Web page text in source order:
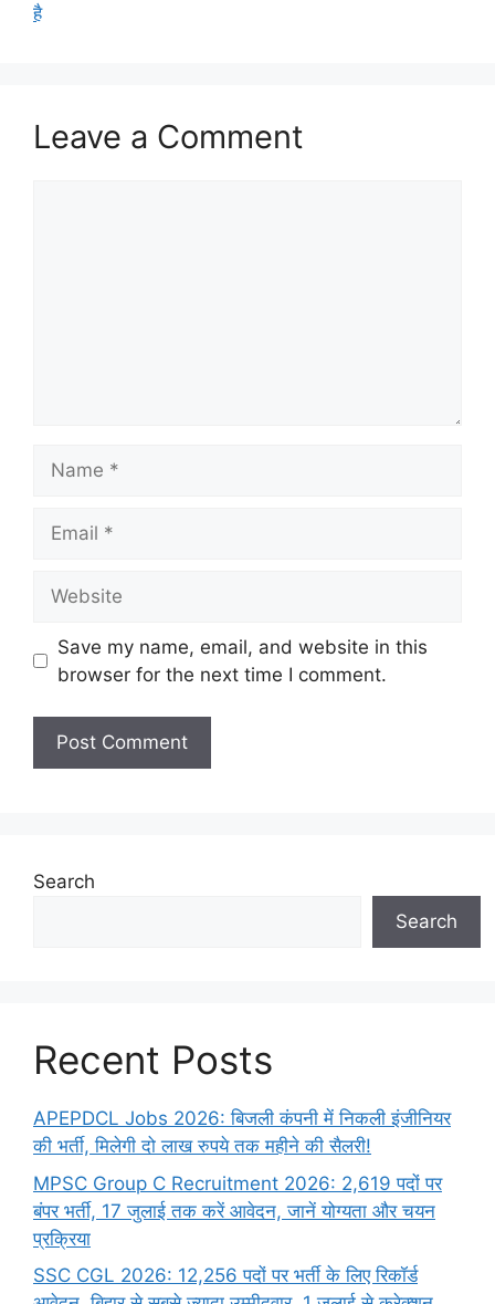
है
Leave a Comment
Save my name, email, and website in this
browser for the next time I comment.
Search
Search
Recent Posts
APEPDCL Jobs 2026: बिजली कंपनी में निकली इंजीनियर
की भर्ती, मिलेगी दो लाख रुपये तक महीने की सैलरी!
MPSC Group C Recruitment 2026: 2,619 पदों पर
बंपर भर्ती, 17 जुलाई तक करें आवेदन, जानें योग्यता और चयन
प्रक्रिया
SSC CGL 2026: 12,256 पदों पर भर्ती के लिए रिकॉर्ड